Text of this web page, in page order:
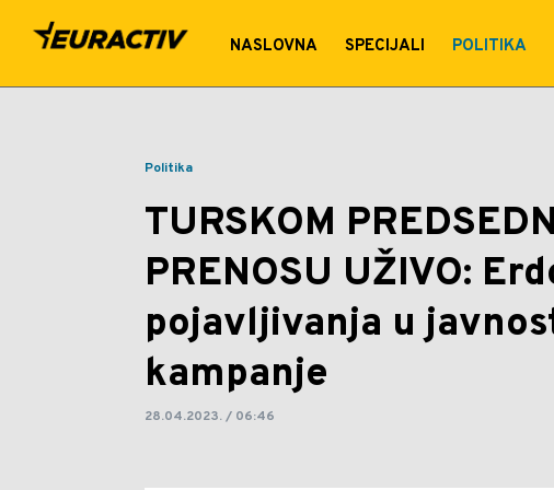
TURSKOM PREDSEDNIKU
NASLOVNA SPECIJALI POLITIKA
Politika
TURSKOM
PRENOSU UŽIVO:
pojavljivanja u
kampanje
28.04.2023. / 06:46